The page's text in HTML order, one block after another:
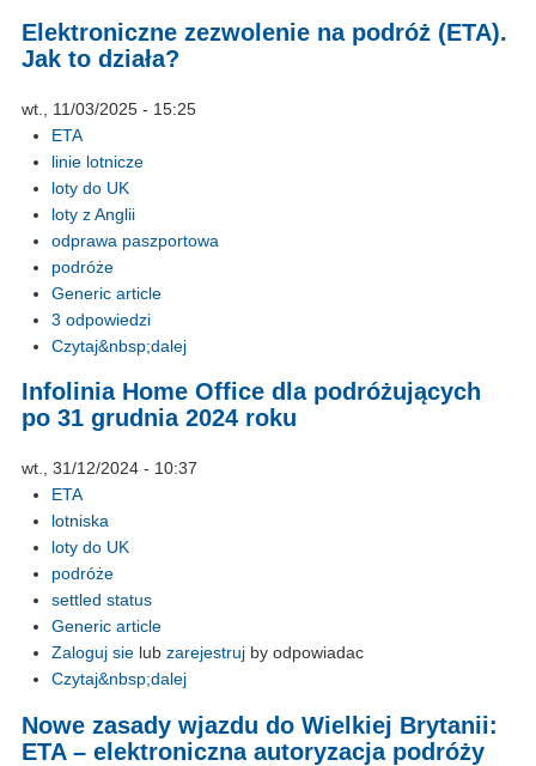
Elektroniczne zezwolenie na podróż (ETA).
Jak to działa?
wt., 11/03/2025 - 15:25
ETA
linie lotnicze
loty do UK
loty z Anglii
odprawa paszportowa
podróże
Generic article
3 odpowiedzi
Czytaj&nbsp;dalej
Infolinia Home Office dla podróżujących
po 31 grudnia 2024 roku
wt., 31/12/2024 - 10:37
ETA
lotniska
loty do UK
podróże
settled status
Generic article
Zaloguj sie lub zarejestruj by odpowiadac
Czytaj&nbsp;dalej
Nowe zasady wjazdu do Wielkiej Brytanii:
ETA – elektroniczna autoryzacja podróży